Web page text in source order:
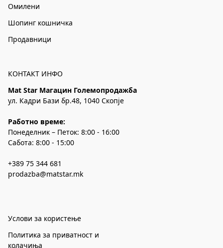
Омилени
Шопинг кошничка
Продавници
КОНТАКТ ИНФО
Mat Star Магацин Големопродажба
ул. Кадри Бази бр.48, 1040 Скопје
Работно време:
Понеделник – Петок: 8:00 - 16:00
Сабота: 8:00 - 15:00
+389 75 344 681
prodazba@matstar.mk
Услови за користење
Политика за приватност и
колачиња